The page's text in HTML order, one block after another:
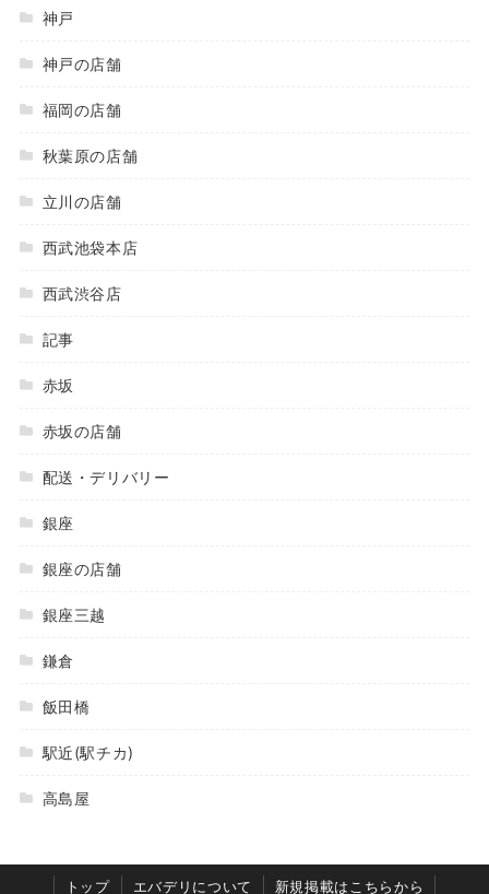
神戸
神戸の店舗
福岡の店舗
秋葉原の店舗
立川の店舗
西武池袋本店
西武渋谷店
記事
赤坂
赤坂の店舗
配送・デリバリー
銀座
銀座の店舗
銀座三越
鎌倉
飯田橋
駅近(駅チカ)
高島屋
トップ エバデリについて 新規掲載はこちらから